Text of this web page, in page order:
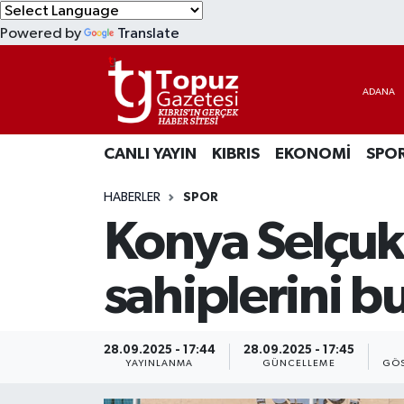
Powered by Translate
CANLI YAYIN KIBRIS EKONOMİ
HABERLER SPOR
Konya
sahiplerini
28.09.2025 - 17:44
YAYINLANMA
28.09.2025 - 17:45
GÜNCELLEME
EKONOMİ
MAGAZİN
TEKNOLOJİ
Lefkoşa Nöbetçi Eczaneler
Lefkoşa Hava Durumu
Lefkoşa Trafik Yoğunluk Haritası
Süper Lig Puan Durumu ve Fikstür
Tüm Manşetler
Son Dakika Haberleri
Haber Arşivi